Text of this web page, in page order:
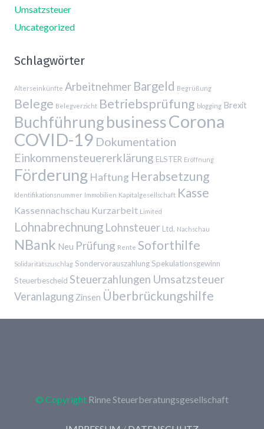
Umsatzsteuer
Uncategorized
Schlagwörter
Alterseinkünfte Arbeitnehmer Bargeld Begrüßung
Belege Belegverzicht Betriebsprüfung blogging Brexit
BuchführungbusinessCorona
COVID-19 Dokumentation
Einkommensteuererklärung ELSTER Eröffnung
Förderung Haftung Herabsetzung
Identifikationsnummer Immobilien Kapitalgesellschaft Kasse
Kassennachschau Kurzarbeit Limited
Lohnabrechnung Lohnsteuer Ltd. Nachschau
NBank Neu Prüfung Rente Soforthilfe
Solidaritätszuschlag SondervorauszahlungSpekulationsgewinn
Steuerbescheid Steuerzahlungen Umsatzsteuer
Veranlagung Zinsen Überbrückungshilfe
© Copyright Rinne Steuerberatungsgesellschaft